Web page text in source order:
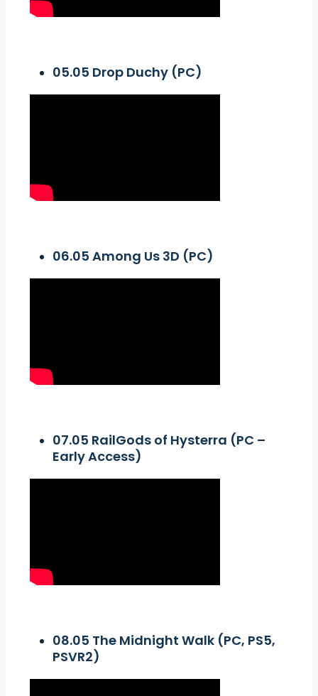
05.05 Drop Duchy (PC)
06.05 Among Us 3D (PC)
07.05 RailGods of Hysterra (PC –
Early Access)
08.05 The Midnight Walk (PC, PS5,
PSVR2)